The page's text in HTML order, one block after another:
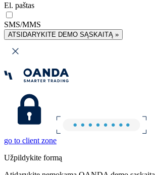
El. paštas
SMS/MMS
ATSIDARYKITE DEMO SĄSKAITĄ »
go to client zone
Užpildykite formą